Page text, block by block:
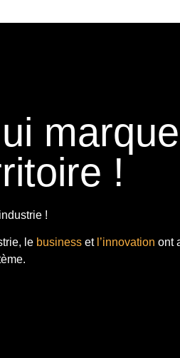
!
!
le businesset l’innovation ont